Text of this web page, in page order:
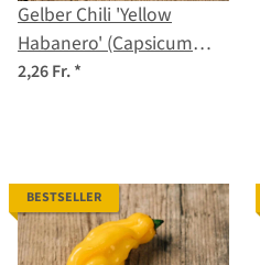
Gelber Chili 'Yellow
Habanero' (Capsicum
chinense) Samen
2,26 Fr.*
BESTSELLER